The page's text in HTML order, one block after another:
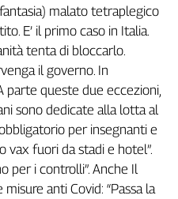
malato tetraplegico
E’ il primo caso in Italia.
tenta di bloccarlo.
il governo. In
parte queste due eccezioni,
sono dedicate alla lotta al
per insegnanti e
vax fuori da stadi e hotel”.
per i controlli”. Anche Il
anti Covid: “Passa la